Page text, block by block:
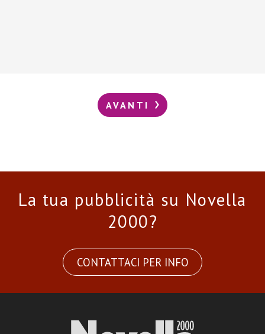
AVANTI
La tua pubblicità su Novella
2000?
CONTATTACI PER INFO